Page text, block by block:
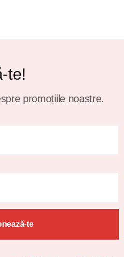
te!
promoțiile noastre.
te